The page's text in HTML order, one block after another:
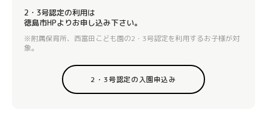
2・3号認定の利用は
徳島市HPよりお申し込み下さい。
※附属保育所、西富田こども園の2・3号認定を利用するお子様が対
象。
2・3号認定の入園申込み